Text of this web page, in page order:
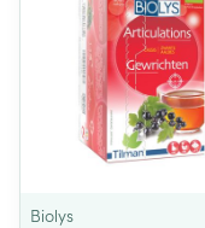
Biolys